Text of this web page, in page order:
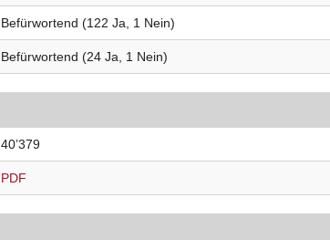
Befürwortend (122 Ja, 1 Nein)
Befürwortend (24 Ja, 1 Nein)
40’379
PDF